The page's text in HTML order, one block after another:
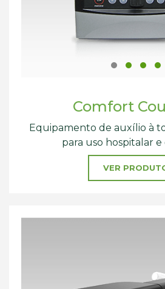
Comfort
Equipamento de auxílio à
para uso hospitalar
VER